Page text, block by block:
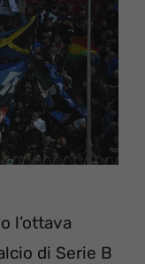
l’ottava
di Serie B